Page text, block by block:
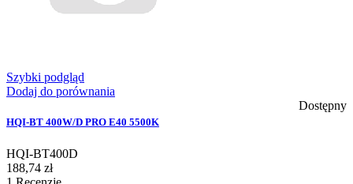
Szybki podgląd
Dodaj do porównania
Dostępny
HQI-BT 400W/D PRO E40 5500K
HQI-BT400D
188,74 zł